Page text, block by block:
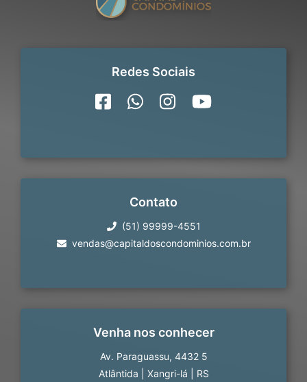
Redes Sociais
Contato
(51) 99999-4551
vendas@capitaldoscondominios.com.br
Venha nos conhecer
Av. Paraguassu, 4432 5
Atlântida
Xangri-lá
RS